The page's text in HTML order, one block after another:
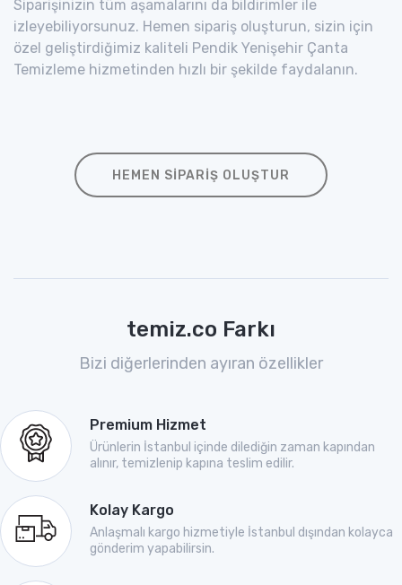
Siparişinizin tüm aşamalarını da bildirimler ile
izleyebiliyorsunuz. Hemen sipariş oluşturun, sizin için
özel geliştirdiğimiz kaliteli Pendik Yenişehir Çanta
Temizleme hizmetinden hızlı bir şekilde faydalanın.
HEMEN SIPARIŞ OLUŞTUR
temiz.co Farkı
Bizi diğerlerinden ayıran özellikler
Premium Hizmet
Ürünlerin İstanbul içinde dilediğin zaman kapından
alınır, temizlenip kapına teslim edilir.
Kolay Kargo
Anlaşmalı kargo hizmetiyle İstanbul dışından kolayca
gönderim yapabilirsin.